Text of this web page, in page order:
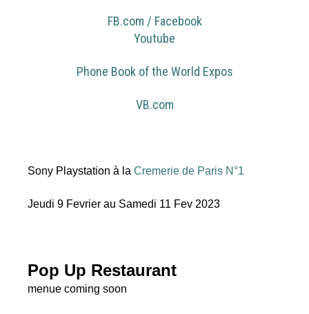
FB.com / Facebook
Youtube
Phone Book of the World Expos
VB.com
Sony Playstation à la Cremerie de Paris N°1
Jeudi 9 Fevrier au Samedi 11 Fev 2023
Pop Up Restaurant
menue coming soon